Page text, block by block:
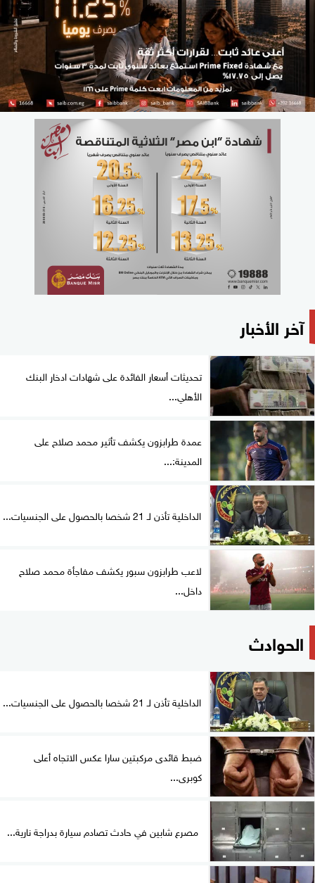
آخر الأخبار
تحديثات أسعار الفائدة على شهادات ادخار البنك
الأهلي...
عمدة طرابزون يكشف تأثير محمد صلاح على
المدينة:...
الداخلية تأذن لـ 21 شخصا بالحصول على الجنسيات...
لاعب طرابزون سبور يكشف مفاجأة محمد صلاح
داخل...
الحوادث
الداخلية تأذن لـ 21 شخصا بالحصول على الجنسيات...
ضبط قائدى مركبتين سارا عكس الاتجاه أعلى
كوبرى...
مصرع شابين في حادث تصادم سيارة بدراجة نارية...